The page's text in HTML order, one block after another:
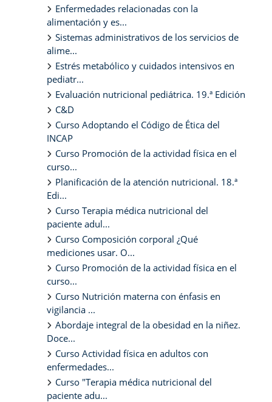
Enfermedades relacionadas con la
alimentación y es...
Sistemas administrativos de los servicios de
alime...
Estrés metabólico y cuidados intensivos en
pediatr...
Evaluación nutricional pediátrica. 19.ª Edición
C&D
Curso Adoptando el Código de Ética del
INCAP
Curso Promoción de la actividad física en el
curso...
Planificación de la atención nutricional. 18.ª
Edi...
Curso Terapia médica nutricional del
paciente adul...
Curso Composición corporal ¿Qué
mediciones usar. O...
Curso Promoción de la actividad física en el
curso...
Curso Nutrición materna con énfasis en
vigilancia ...
Abordaje integral de la obesidad en la niñez.
Doce...
Curso Actividad física en adultos con
enfermedades...
Curso "Terapia médica nutricional del
paciente adu...